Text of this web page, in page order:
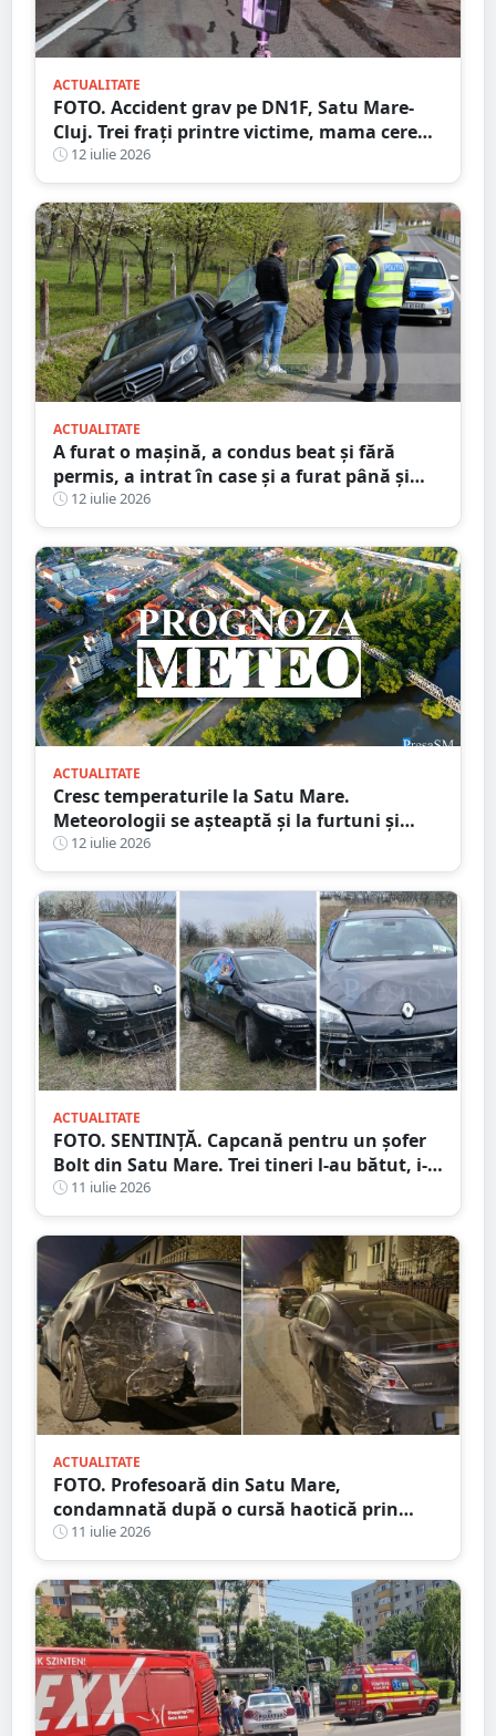
ACTUALITATE
FOTO. Accident grav pe DN1F, Satu Mare-
Cluj. Trei frați printre victime, mama cere
ajutorul martorilor
12 iulie 2026
ACTUALITATE
A furat o mașină, a condus beat și fără
permis, a intrat în case și a furat până și
brazi ornamentali. Faptele unui minor din
Satu Mare
12 iulie 2026
ACTUALITATE
Cresc temperaturile la Satu Mare.
Meteorologii se așteaptă și la furtuni și
vijelii. Prognoza meteo pentru săptămâna
următoare
12 iulie 2026
ACTUALITATE
FOTO. SENTINȚĂ. Capcană pentru un șofer
Bolt din Satu Mare. Trei tineri l-au bătut, i-
au furat mașina și banii după ce l-au
chemat prin aplicație
11 iulie 2026
ACTUALITATE
FOTO. Profesoară din Satu Mare,
condamnată după o cursă haotică prin
oraș. Alcoolemie uriașă, oprită de un șofer
curajos
11 iulie 2026